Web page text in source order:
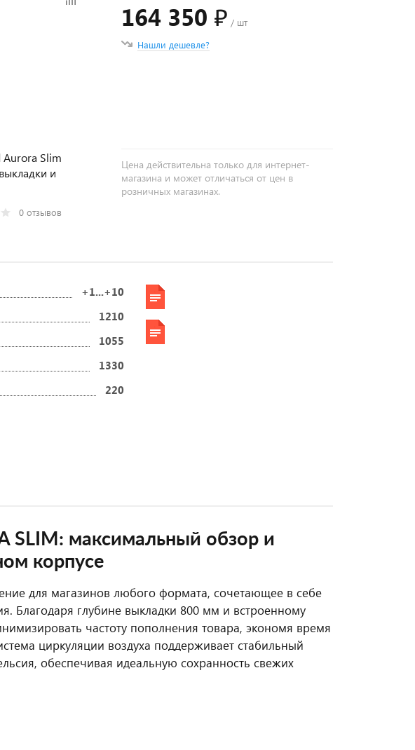
Aurora Slim
и
0 отзывов
164 350 ₽ / шт
Нашли дешевле?
Цена действительна только для интернет-
магазина и может отличаться от цен в
розничных магазинах.
+1...+10
1210
1055
1330
220
SLIM: максимальный обзор и
корпусе
для магазинов любого формата, сочетающее в себе
Благодаря глубине выкладки 800 мм и встроенному
частоту пополнения товара, экономя время
циркуляции воздуха поддерживает стабильный
обеспечивая идеальную сохранность свежих